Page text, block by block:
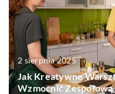
2 sierpnia 2025
Jak Kreatywne
Wzmocnić